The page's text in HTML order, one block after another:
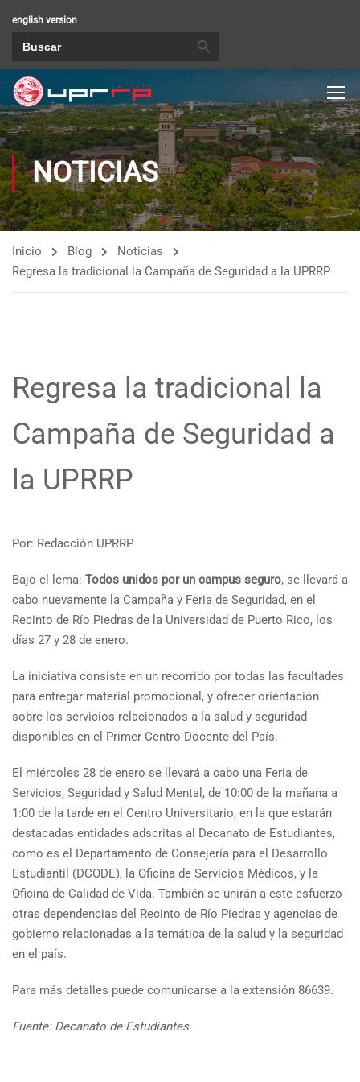
english version
NOTICIAS
Inicio Blog
Noticias
Regresa la tradicional la Campaña de Seguridad a la UPRRP
Regresa la tradicional la
Campaña de Seguridad a
la UPRRP
Por: Redacción UPRRP
Bajo el lema: Todos unidos por un campus seguro, se llevará a
cabo nuevamente la Campaña y Feria de Seguridad, en el
Recinto de Río Piedras de la Universidad de Puerto Rico, los
días 27 y 28 de enero.
La iniciativa consiste en un recorrido por todas las facultades
para entregar material promocional, y ofrecer orientación
sobre los servicios relacionados a la salud y seguridad
disponibles en el Primer Centro Docente del País.
El miércoles 28 de enero se llevará a cabo una Feria de
Servicios, Seguridad y Salud Mental, de 10:00 de la mañana a
1:00 de la tarde en el Centro Universitario, en la que estarán
destacadas entidades adscritas al Decanato de Estudiantes,
como es el Departamento de Consejería para el Desarrollo
Estudiantil (DCODE), la Oficina de Servicios Médicos, y la
Oficina de Calidad de Vida. También se unirán a este esfuerzo
otras dependencias del Recinto de Río Piedras y agencias de
gobierno relacionadas a la temática de la salud y la seguridad
en el país.
Para más detalles puede comunicarse a la extensión 86639.
Fuente: Decanato de Estudiantes